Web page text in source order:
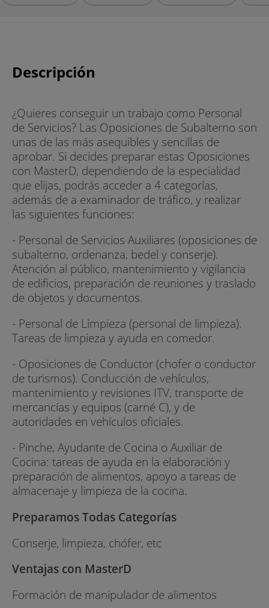
Descripción
¿Quieres conseguir un trabajo como Personal
de Servicios? Las Oposiciones de Subalterno son
unas de las más asequibles y sencillas de
aprobar. Si decides preparar estas Oposiciones
con MasterD, dependiendo de la especialidad
que elijas, podrás acceder a 4 categorías,
además de a examinador de tráfico, y realizar
las siguientes funciones:
- Personal de Servicios Auxiliares (oposiciones de
subalterno, ordenanza, bedel y conserje).
Atención al público, mantenimiento y vigilancia
de edificios, preparación de reuniones y traslado
de objetos y documentos.
- Personal de Limpieza (personal de limpieza).
Tareas de limpieza y ayuda en comedor.
- Oposiciones de Conductor (chofer o conductor
de turismos). Conducción de vehículos,
mantenimiento y revisiones ITV, transporte de
mercancías y equipos (carné C), y de
autoridades en vehículos oficiales.
- Pinche, Ayudante de Cocina o Auxiliar de
Cocina: tareas de ayuda en la elaboración y
preparación de alimentos, apoyo a tareas de
almacenaje y limpieza de la cocina.
Preparamos Todas Categorías
Conserje, limpieza, chófer, etc
Ventajas con MasterD
Formación de manipulador de alimentos